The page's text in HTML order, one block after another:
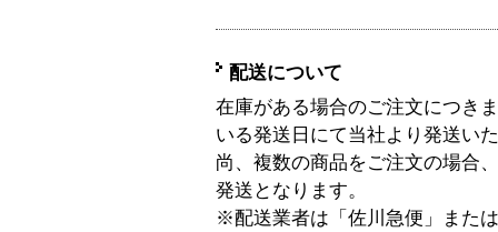
配送について
在庫がある場合のご注文につき
いる発送日にて当社より発送い
尚、複数の商品をご注文の場合
発送となります。
※配送業者は「佐川急便」また